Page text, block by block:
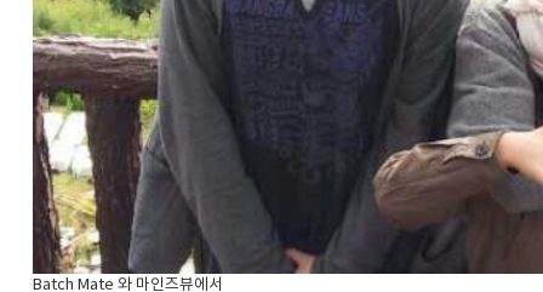
​Batch Mate 와 마인즈뷰에서